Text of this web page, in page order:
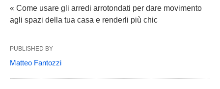
« Come usare gli arredi arrotondati per dare movimento
agli spazi della tua casa e renderli più chic
PUBLISHED BY
Matteo Fantozzi